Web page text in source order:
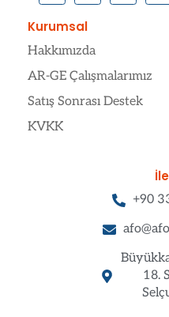
Kurumsal
Hakkımızda
AR-GE Çalışmalarımız
Satış Sonrası Destek
KVKK
+90
18.